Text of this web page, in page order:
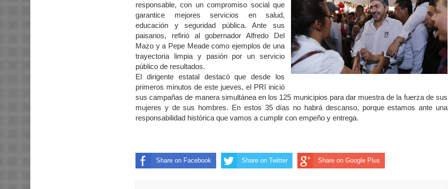
responsable, con un compromiso social que
garantice mejores servicios en salud,
educación y seguridad pública. Ante sus
paisanos, refirió al gobernador Alfredo Del
Mazo y a Pepe Meade como ejemplos de una
trayectoria limpia y pasión por un servicio
público de resultados.
El dirigente estatal destacó que desde los
primeros minutos de este jueves, el PRI inició
sus campañas de manera simultánea en los 125 municipios para dar muestra de la fuerza de sus
mujeres y de sus hombres. En estos 35 días no habrá descanso, porque estamos ante una
responsabilidad histórica que vamos a cumplir con empeño y entrega.
Share on Facebook Share on Twitter Share on Google Plus